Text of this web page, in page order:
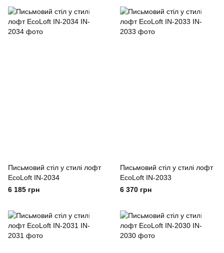
Письмовий стіл у стилі лофт
EcoLoft IN-2034
6 185 грн
Письмовий стіл у стилі лофт
EcoLoft IN-2033
6 370 грн